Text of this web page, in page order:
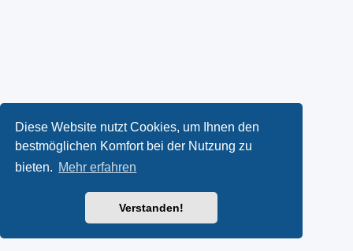
Diese Website nutzt Cookies, um Ihnen den
bestmöglichen Komfort bei der Nutzung zu
bieten. Mehr erfahren
Verstanden!